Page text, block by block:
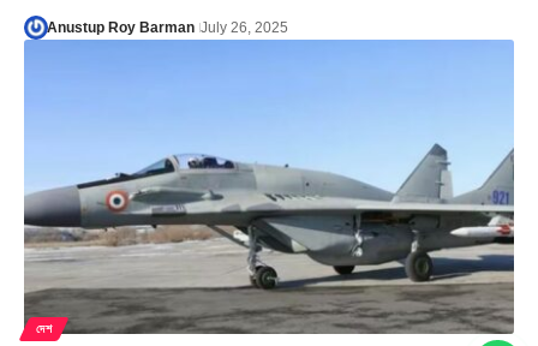
Anustup Roy Barman July 26, 2025
দেশ